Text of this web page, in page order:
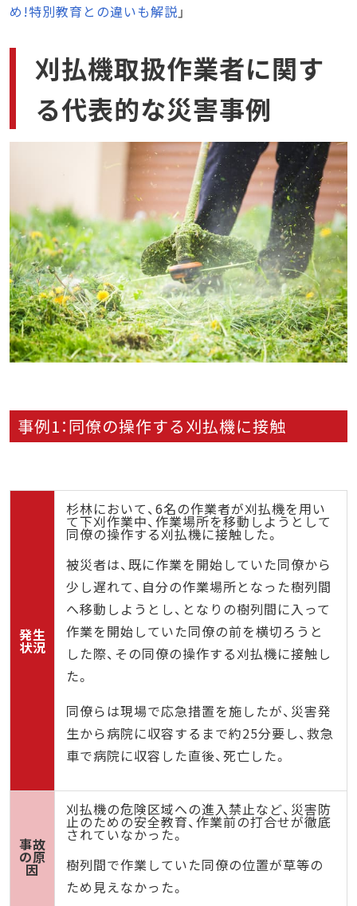
め!特別教育との違いも解説 」
刈払機取扱作業者に関す
る代表的な災害事例
事例1：同僚の操作する刈払機に接触
発生
状況
杉林において、6名の作業者が刈払機を用い
て下刈作業中、作業場所を移動しようとして
同僚の操作する刈払機に接触した。
被災者は、既に作業を開始していた同僚から
少し遅れて、自分の作業場所となった樹列間
へ移動しようとし、となりの樹列間に入って
作業を開始していた同僚の前を横切ろうと
した際、その同僚の操作する刈払機に接触し
た。
同僚らは現場で応急措置を施したが、災害発
生から病院に収容するまで約25分要し、救急
車で病院に収容した直後、死亡した。
事故
の原
因
刈払機の危険区域への進入禁止など、災害防
止のための安全教育、作業前の打合せが徹底
されていなかった。
樹列間で作業していた同僚の位置が草等の
ため見えなかった。